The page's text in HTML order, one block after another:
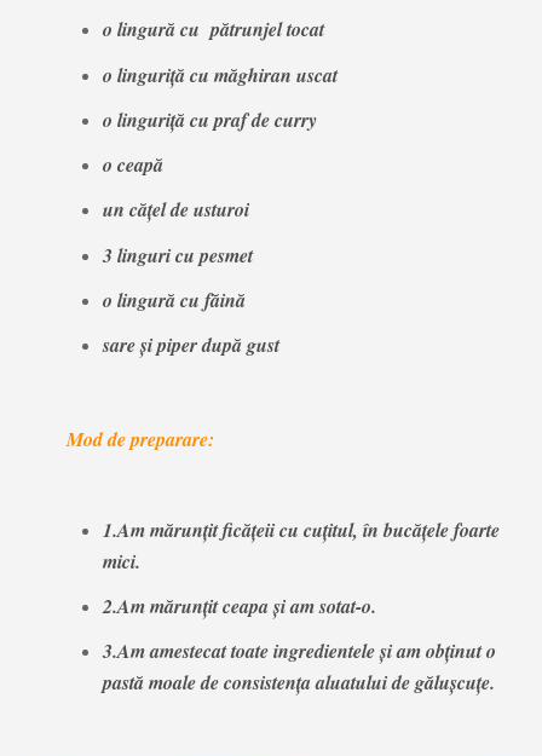
o lingură cu pătrunjel tocat
o linguriță cu măghiran uscat
o linguriță cu praf de curry
o ceapă
un cățel de usturoi
3 linguri cu pesmet
o lingură cu făină
sare și piper după gust
Mod de preparare:
1.Am mărunțit ficățeii cu cuțitul, în bucățele foarte
mici.
2.Am mărunțit ceapa și am sotat-o.
3.Am amestecat toate ingredientele și am obținut o
pastă moale de consistența aluatului de gălușcuțe.